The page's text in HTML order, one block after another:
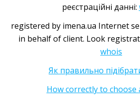
реєстраційні данні:
registered by imena.ua Internet
in behalf of client. Look
whois
Як правильно
How correctly to choose